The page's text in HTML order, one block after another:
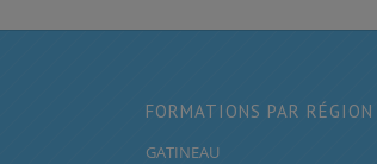
FORMATIONS PAR RÉGION
GATINEAU